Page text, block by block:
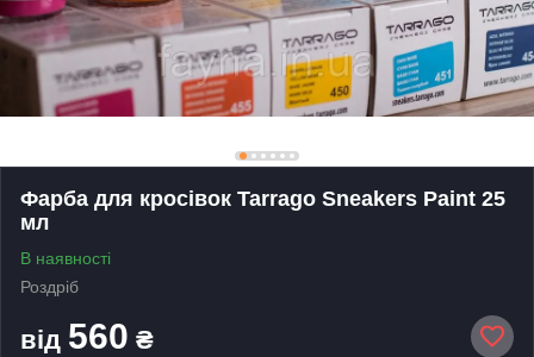
Фарба для кросівок Tarrago Sneakers Paint 25
мл
В наявності
Роздріб
від 560 ₴